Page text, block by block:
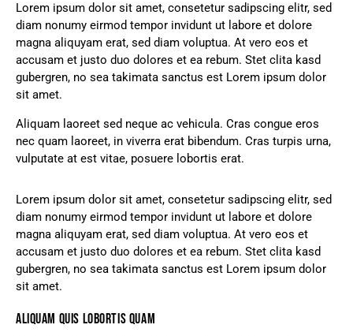
Lorem ipsum dolor sit amet, consetetur sadipscing elitr, sed
diam nonumy eirmod tempor invidunt ut labore et dolore
magna aliquyam erat, sed diam voluptua. At vero eos et
accusam et justo duo dolores et ea rebum. Stet clita kasd
gubergren, no sea takimata sanctus est Lorem ipsum dolor
sit amet.
Aliquam laoreet sed neque ac vehicula. Cras congue eros
nec quam laoreet, in viverra erat bibendum. Cras turpis urna,
vulputate at est vitae, posuere lobortis erat.
Lorem ipsum dolor sit amet, consetetur sadipscing elitr, sed
diam nonumy eirmod tempor invidunt ut labore et dolore
magna aliquyam erat, sed diam voluptua. At vero eos et
accusam et justo duo dolores et ea rebum. Stet clita kasd
gubergren, no sea takimata sanctus est Lorem ipsum dolor
sit amet.
ALIQUAM QUIS LOBORTIS QUAM